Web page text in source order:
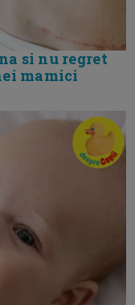
si nu regret
mamici